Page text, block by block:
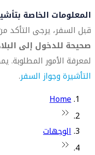
المعلومات الخاصة
قبل السفر، يرجى التأكد
صحيحة للدخول إلى
لمعرفة الأمور
التأشيرة وجواز السفر.
Home
الوجهات